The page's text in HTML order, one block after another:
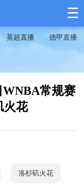
☰
英超直播 德甲直播
WNBA常规赛
火花
洛杉矶火花